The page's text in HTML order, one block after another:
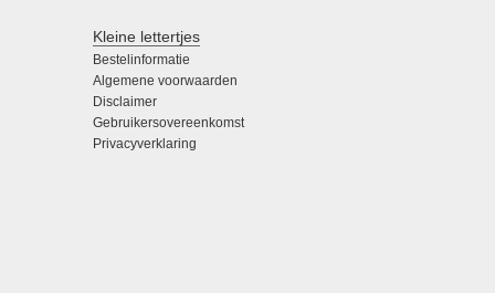
Kleine lettertjes
Bestelinformatie
Algemene voorwaarden
Disclaimer
Gebruikersovereenkomst
Privacyverklaring